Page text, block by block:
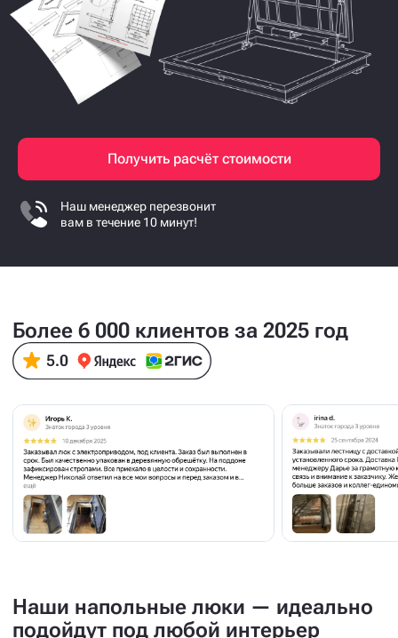
Получить расчёт стоимости
Наш менеджер перезвонит
вам в течение 10 минут!
Более 6 000 клиентов за 2025 год
Наши напольные люки — идеально
подойдут под любой интерьер